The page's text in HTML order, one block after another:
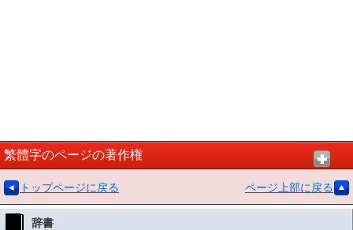
繁體字のページの著作権
トップページに戻る ページ上部に戻る
辞書